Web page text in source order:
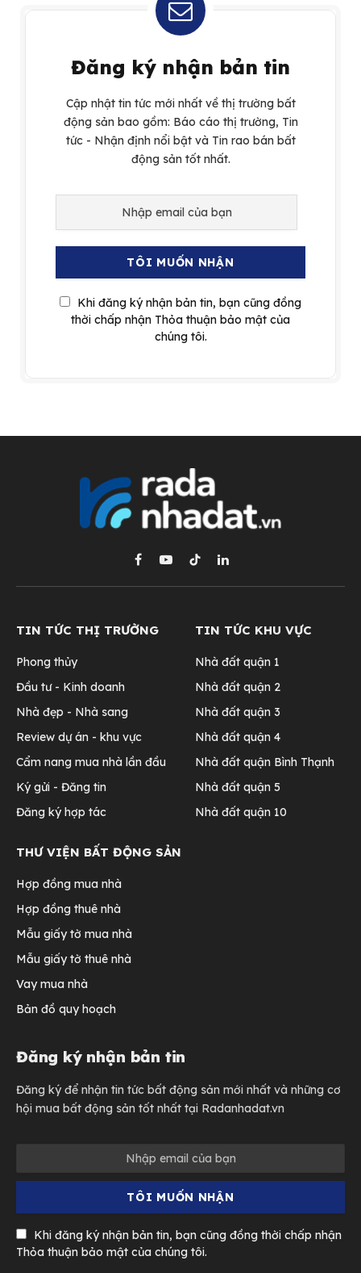
Đăng ký nhận bản tin
Cập nhật tin tức mới nhất về thị trường bất
động sản bao gồm: Báo cáo thị trường, Tin
tức - Nhận định nổi bật và Tin rao bán bất
động sản tốt nhất.
Khi đăng ký nhận bản tin, bạn cũng đồng
thời chấp nhận Thỏa thuận bảo mật của
chúng tôi.
Facebook
YouTubeTikTokLinkedIn
TIN TỨC THỊ TRƯỜNG
Phong thủy
Đầu tư - Kinh doanh
Nhà đẹp - Nhà sang
Review dự án - khu vực
Cẩm nang mua nhà lần đầu
Ký gửi - Đăng tin
Đăng ký hợp tác
TIN TỨC KHU VỰC
Nhà đất quận 1
Nhà đất quận 2
Nhà đất quận 3
Nhà đất quận 4
Nhà đất quận Bình Thạnh
Nhà đất quận 5
Nhà đất quận 10
THƯ VIỆN BẤT ĐỘNG SẢN
Hợp đồng mua nhà
Hợp đồng thuê nhà
Mẫu giấy tờ mua nhà
Mẫu giấy tờ thuê nhà
Vay mua nhà
Bản đồ quy hoạch
Đăng ký nhận bản tin
Đăng ký để nhận tin tức bất động sản mới nhất và những cơ
hội mua bất động sản tốt nhất tại Radanhadat.vn
Khi đăng ký nhận bản tin, bạn cũng đồng thời chấp nhận
Thỏa thuận bảo mật của chúng tôi.